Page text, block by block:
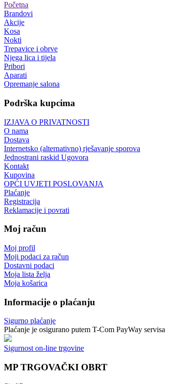
Početna
Brandovi
Akcije
Kosa
Nokti
Trepavice i obrve
Njega lica i tijela
Pribori
Aparati
Opremanje salona
Podrška kupcima
IZJAVA O PRIVATNOSTI
O nama
Dostava
Internetsko (alternativno) rješavanje sporova
Jednostrani raskid Ugovora
Kontakt
Kupovina
OPĆI UVJETI POSLOVANJA
Plaćanje
Registracija
Reklamacije i povrati
Moj račun
Moj profil
Moji podaci za račun
Dostavni podaci
Moja lista želja
Moja košarica
Informacije o plaćanju
Sigurno plaćanje
Plaćanje je osigurano putem T-Com PayWay servisa
Sigurnost on-line trgovine
MP TRGOVAČKI OBRT